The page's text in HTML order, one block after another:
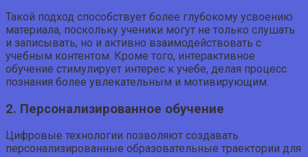
Такой подход способствует более глубокому усвоению
материала, поскольку ученики могут не только слушать
и записывать, но и активно взаимодействовать с
учебным контентом. Кроме того, интерактивное
обучение стимулирует интерес к учебе, делая процесс
познания более увлекательным и мотивирующим.
2. Персонализированное обучение
Цифровые технологии позволяют создавать
персонализированные образовательные траектории для